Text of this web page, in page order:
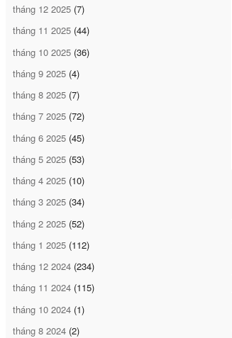
tháng 12 2025 (7)
tháng 11 2025 (44)
tháng 10 2025 (36)
tháng 9 2025 (4)
tháng 8 2025 (7)
tháng 7 2025 (72)
tháng 6 2025 (45)
tháng 5 2025 (53)
tháng 4 2025 (10)
tháng 3 2025 (34)
tháng 2 2025 (52)
tháng 1 2025 (112)
tháng 12 2024 (234)
tháng 11 2024 (115)
tháng 10 2024 (1)
tháng 8 2024 (2)